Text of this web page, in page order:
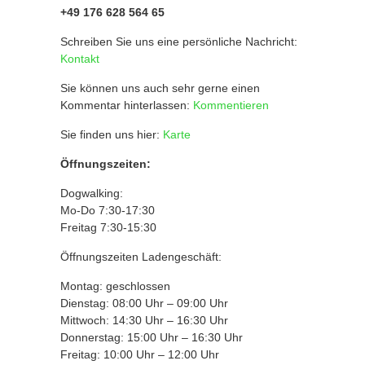
+49 176 628 564 65
Schreiben Sie uns eine persönliche Nachricht:
Kontakt
Sie können uns auch sehr gerne einen
Kommentar hinterlassen: Kommentieren
Sie finden uns hier: Karte
Öffnungszeiten:
Dogwalking:
Mo-Do 7:30-17:30
Freitag 7:30-15:30
Öffnungszeiten Ladengeschäft:
Montag: geschlossen
Dienstag: 08:00 Uhr – 09:00 Uhr
Mittwoch: 14:30 Uhr – 16:30 Uhr
Donnerstag: 15:00 Uhr – 16:30 Uhr
Freitag: 10:00 Uhr – 12:00 Uhr